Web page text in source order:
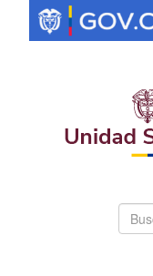
contenido
Buscar